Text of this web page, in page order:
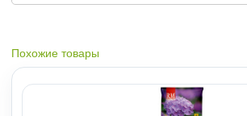
Похожие товары